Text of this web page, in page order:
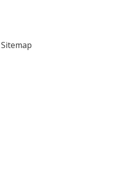
Sitemap